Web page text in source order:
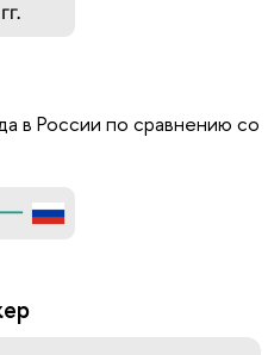
в России по сравнению со